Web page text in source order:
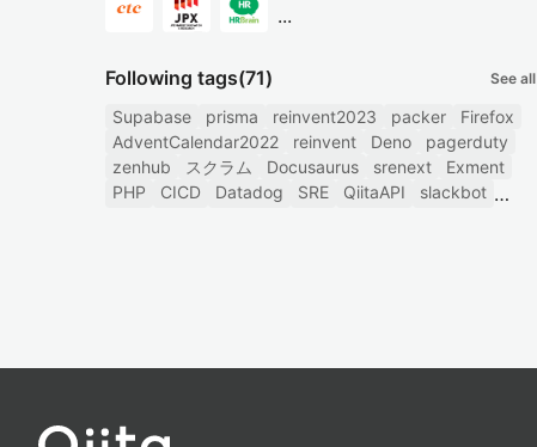
...
Following tags(71) See all
Supabase prisma reinvent2023 packer
Firefox
AdventCalendar2022
reinvent Deno
pagerduty
zenhub
スクラム Docusaurus srenext
Exment
PHP
CICD Datadog SRE QiitaAPI slackbot